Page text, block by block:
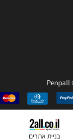
Penpall
בניית אתרים